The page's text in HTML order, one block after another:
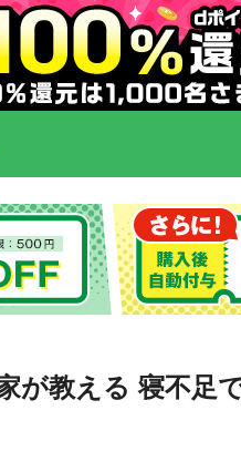
が教える 寝不足